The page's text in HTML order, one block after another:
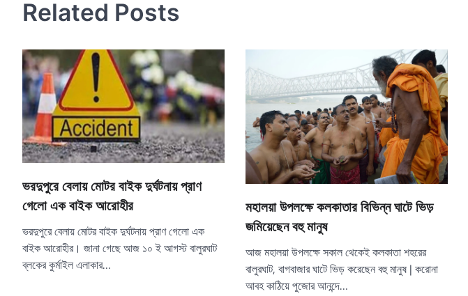
Related Posts
ভরদুপুরে বেলায় মোটর বাইক দুর্ঘটনায় প্রাণ
গেলো এক বাইক আরোহীর
ভরদুপুরে বেলায় মোটর বাইক দুর্ঘটনায় প্রাণ গেলো এক
বাইক আরোহীর। জানা গেছে আজ ১০ ই আগস্ট বালুরঘাট
ব্লকের কুর্মাইল এলাকার…
মহালয়া উপলক্ষে কলকাতার বিভিন্ন ঘাটে ভিড়
জমিয়েছেন বহু মানুষ
আজ মহালয়া উপলক্ষে সকাল থেকেই কলকাতা শহরের
বালুরঘাট, বাগবাজার ঘাটে ভিড় করেছেন বহু মানুষ | করোনা
আবহ কাঠিয়ে পুজোর আনন্দে…